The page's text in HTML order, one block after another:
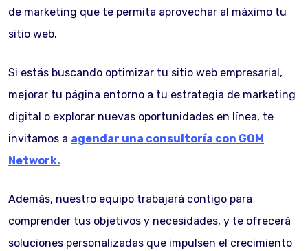
de marketing que te permita aprovechar al máximo tu
sitio web.
Si estás buscando optimizar tu sitio web empresarial,
mejorar tu página entorno a tu estrategia de marketing
digital o explorar nuevas oportunidades en línea, te
invitamos a agendar una consultoría con GOM
Network.
Además, nuestro equipo trabajará contigo para
comprender tus objetivos y necesidades, y te ofrecerá
soluciones personalizadas que impulsen el crecimiento